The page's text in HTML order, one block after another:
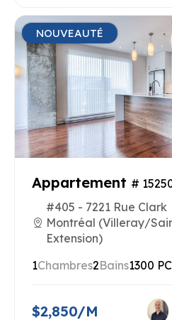
NOUVEAUTÉ
Appartement #
#405 - 7221 Rue Clark
Montréal (Villeray/
Extension)
1Chambres2Bains1300 PC
$2,850/M